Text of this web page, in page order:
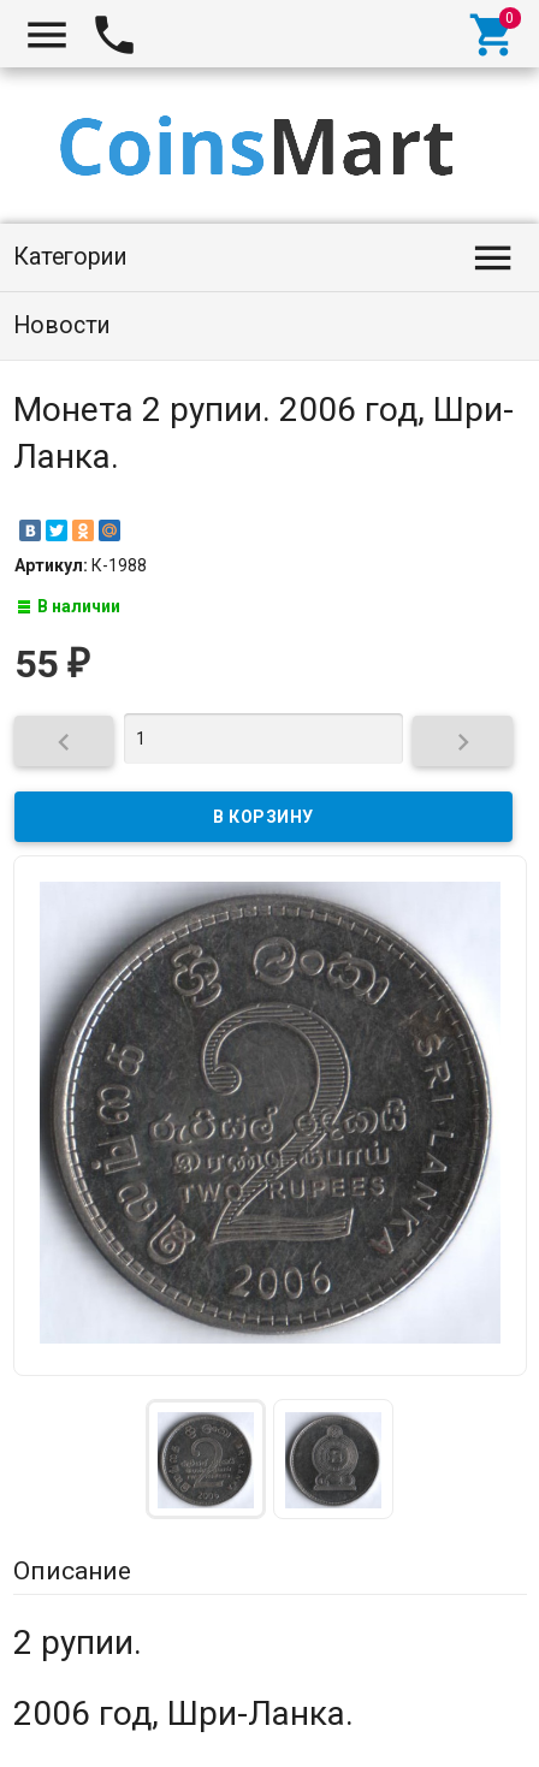
  
Категории 
Новости
Монета 2 рупии. 2006 год, Шри-
Ланка.
Артикул: К-1988
В наличии
55 ₽
 
Описание
2 рупии.
2006 год, Шри-Ланка.